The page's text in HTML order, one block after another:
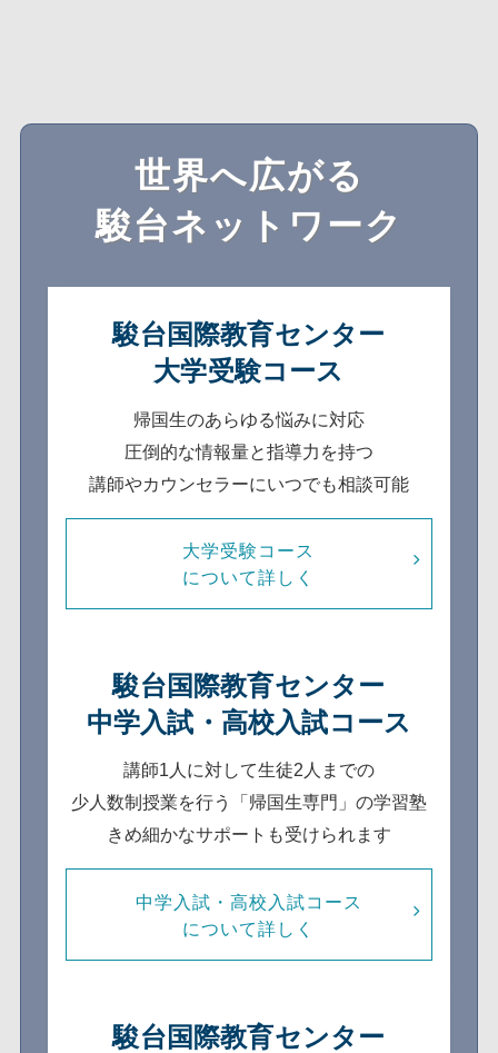
世界へ広がる
駿台ネットワーク
駿台国際教育センター
大学受験コース
帰国生のあらゆる悩みに対応
圧倒的な情報量と指導力を持つ
講師やカウンセラーにいつでも相談可能
大学受験コース
について詳しく
駿台国際教育センター
中学入試・高校入試コース
講師1人に対して生徒2人までの
少人数制授業を行う「帰国生専門」の学習塾
きめ細かなサポートも受けられます
中学入試・高校入試コース
について詳しく
駿台国際教育センター